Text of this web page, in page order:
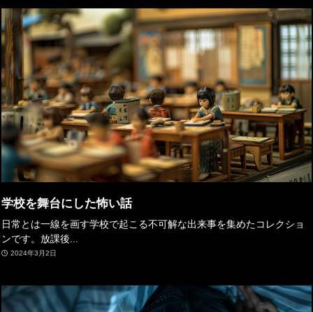
学校を舞台にした怖い話
日常とは一線を画す学校で起こる不可解な出来事を集めたコレクショ
ンです。放課後...
2024年3月2日